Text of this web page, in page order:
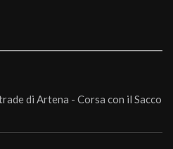
di Artena - Corsa con il Sacco